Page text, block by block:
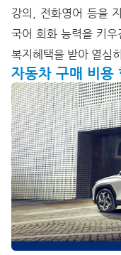
강의, 전화영어 등을
국어 회화 능력을 키우
복지혜택을 받아 열심
자동차 구매 비용